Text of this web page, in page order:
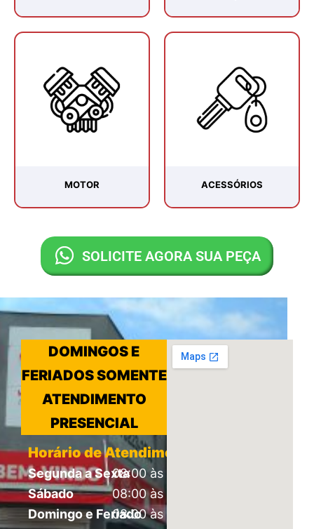
MOTOR ACESSÓRIOS
SOLICITE AGORA SUA PEÇA
DOMINGOS E
FERIADOS SOMENTE
ATENDIMENTO
PRESENCIAL
Horário de Atendimento
Segunda a Sexta08:00 às 18:00
Sábado
08:00 às 16:00
Domingo e Feriado08:00 às 12:00